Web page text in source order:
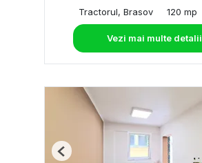
Tractorul, Brasov
120 mp
Vezi mai multe detalii
Previous